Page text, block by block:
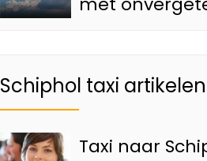
Attracties van
onze Schiphol
Schiphol taxi artikelen
Taxi naar